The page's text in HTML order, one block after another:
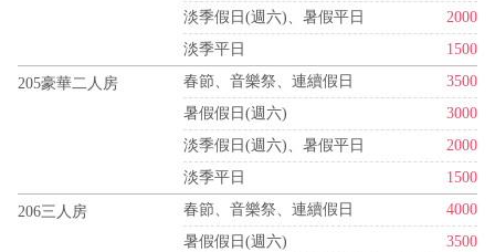
淡季假日(週六)、暑假平日
2000
淡季平日
1500
205豪華二人房 春節、音樂祭、連續假日
3500
暑假假日(週六)
3000
淡季假日(週六)、暑假平日
2000
淡季平日
1500
206三人房 春節、音樂祭、連續假日
4000
暑假假日(週六)
3500